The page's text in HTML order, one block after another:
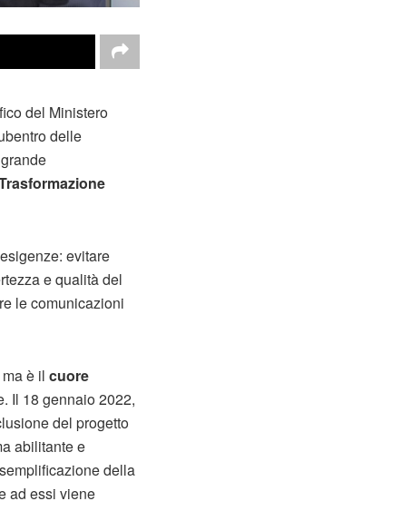
del Ministero
delle
evitare
e qualità del
le comunicazioni
è il cuore
Il 18 gennaio 2022,
del progetto
abilitante e
della
ad essi viene